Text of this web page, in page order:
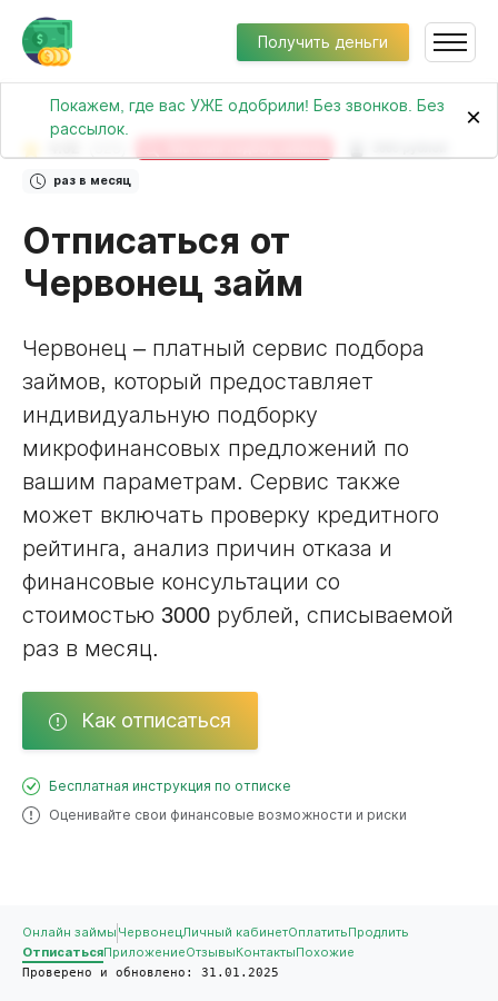
Покажем, где вас УЖЕ одобрили! Без звонков. Без
рассылок.
×
Получить деньги
раз в месяц
Отписаться от
Червонец займ
Червонец – платный сервис подбора
займов, который предоставляет
индивидуальную подборку
микрофинансовых предложений по
вашим параметрам. Сервис также
может включать проверку кредитного
рейтинга, анализ причин отказа и
финансовые консультации со
стоимостью 3000 рублей, списываемой
раз в месяц.
Как отписаться
Бесплатная инструкция по отписке
Оценивайте свои финансовые возможности и риски
Онлайн займы ЧервонецЛичный кабинетОплатитьПродлить
ОтписатьсяПриложениеОтзывыКонтактыПохожие
Проверено и обновлено: 31.01.2025